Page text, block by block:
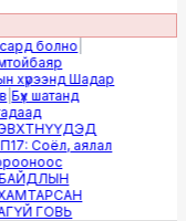
болно|
хүрээнд Шадар
Бүх шатанд
Соёл, аялал
ГОВЬ